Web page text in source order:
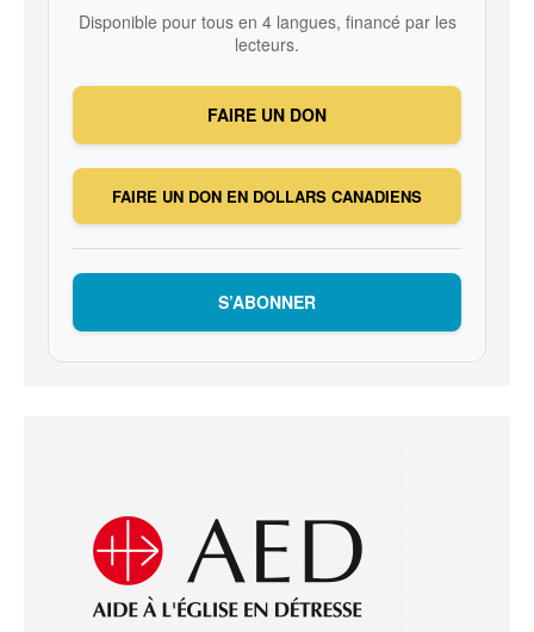
Disponible pour tous en 4 langues, financé par les
lecteurs.
FAIRE UN DON
FAIRE UN DON EN DOLLARS CANADIENS
S’ABONNER